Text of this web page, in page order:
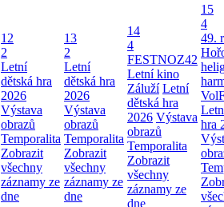
12
2
Letní
dětská hra
2026
Výstava
obrazů
Temporalita
Zobrazit
všechny
záznamy ze
dne
13
2
Letní
dětská hra
2026
Výstava
obrazů
Temporalita
Zobrazit
všechny
záznamy ze
dne
14
4
FESTNOZ42
Letní kino
Záluží Letní
dětská hra
2026 Výstava
obrazů
Temporalita
Zobrazit
všechny
záznamy ze
dne
15
4
49.
hra